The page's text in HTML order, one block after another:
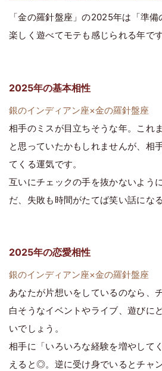
「金の羅針盤座」の2025年は「準備
楽しく遊べてモテも感じられる年です
2025年の基本相性
銀のインディアン座×金の羅針盤座
相手のミスが目立ちそうな年。これ
と思っていたかもしれませんが、相
てくる運気です。
互いにチェックの手を抜かないよう
だ、失敗も時間がたてば笑い話にな
2025年の恋愛相性
銀のインディアン座×金の羅針盤座
あなたが片想いをしているのなら、
白そうなイベントやライブ、遊びに
いでしょう。
相手に「いろいろな経験を増やして
えると◎。逆に受け身でいるとチャ